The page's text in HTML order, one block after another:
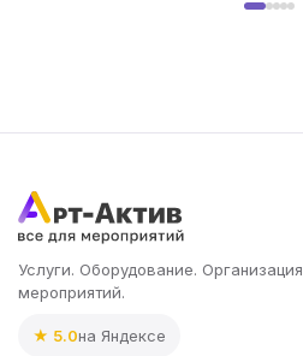
Услуги. Оборудование. Организация
мероприятий.
★ 5.0на Яндексе